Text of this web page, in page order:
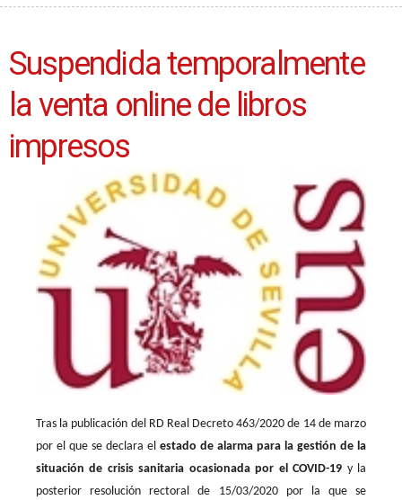
Suspendida temporalmente
la venta online de libros
impresos
Tras la publicación del RD Real Decreto 463/2020 de 14 de marzo
por el que se declara el estado de alarma para la gestión de la
situación de crisis sanitaria ocasionada por el COVID-19 y la
posterior resolución rectoral de 15/03/2020 por la que se